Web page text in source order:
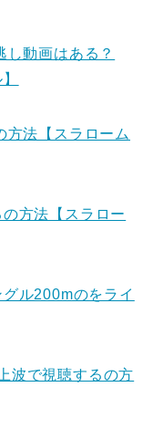
し動画はある？
方法【スラローム
方法【スラロー
ル200mのをライ
波で視聴するの方